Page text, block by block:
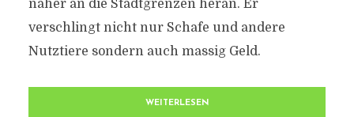
näher an die Stadtgrenzen heran. Er
verschlingt nicht nur Schafe und andere
Nutztiere sondern auch massig Geld.
WEITERLESEN